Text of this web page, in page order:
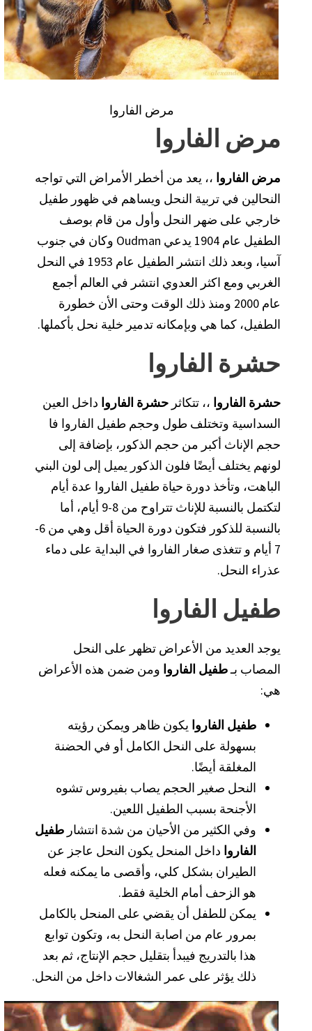
مرض الفاروا
مرض الفاروا
مرض الفاروا ،، يعد من أخطر الأمراض التي تواجه
النحالين في تربية النحل ويساهم في ظهور طفيل
خارجي على ضهر النحل وأول من قام بوصف
الطفيل عام 1904 يدعي Oudman وكان في جنوب
آسيا، وبعد ذلك انتشر الطفيل عام 1953 في النحل
الغربي ومع اكثر العدوي انتشر في العالم أجمع
عام 2000 ومنذ ذلك الوقت وحتى الأن خطورة
الطفيل، كما هي وبإمكانه تدمير خلية نحل بأكملها.
حشرة الفاروا
حشرة الفاروا ،، تتكاثر حشرة الفاروا داخل العين
السداسية وتختلف طول وحجم طفيل الفاروا فا
حجم الإناث أكبر من حجم الذكور، بإضافة إلى
لونهم يختلف أيضًا فلون الذكور يميل إلى لون البني
الباهت، وتأخذ دورة حياة طفيل الفاروا عدة أيام
لتكتمل بالنسبة للإناث تتراوح من 8-9 أيام، أما
بالنسبة للذكور فتكون دورة الحياة أقل وهي من 6-
7 أيام و تتغذى صغار الفاروا في البداية على دماء
عذراء النحل.
طفيل الفاروا
يوجد العديد من الأعراض تظهر على النحل
المصاب بـطفيل الفاروا ومن ضمن هذه الأعراض
هي:
طفيل الفاروا يكون ظاهر ويمكن رؤيته
بسهولة على النحل الكامل أو في الحضنة
المغلقة أيضًا.
النحل صغير الحجم يصاب بفيروس تشوه
الأجنحة بسبب الطفيل اللعين.
وفي الكثير من الأحيان من شدة انتشار طفيل
الفاروا داخل المنحل يكون النحل عاجز عن
الطيران بشكل كلي، وأقصى ما يمكنه فعله
هو الزحف أمام الخلية فقط.
يمكن للطفل أن يقضي على المنحل بالكامل
بمرور عام من اصابة النحل به، وتكون توابع
هذا بالتدريج فيبدأ بتقليل حجم الإنتاج، ثم بعد
ذلك يؤثر على عمر الشغالات داخل من النحل.